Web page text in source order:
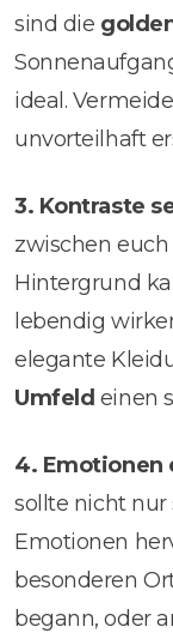
sind die
ideal.
unvorteilhaft
3. Kontraste
zwischen
Hintergrund
lebendig
elegante
Umfeld einen
4. Emotionen
sollte nicht nur
Emotionen
besonderen
begann, oder